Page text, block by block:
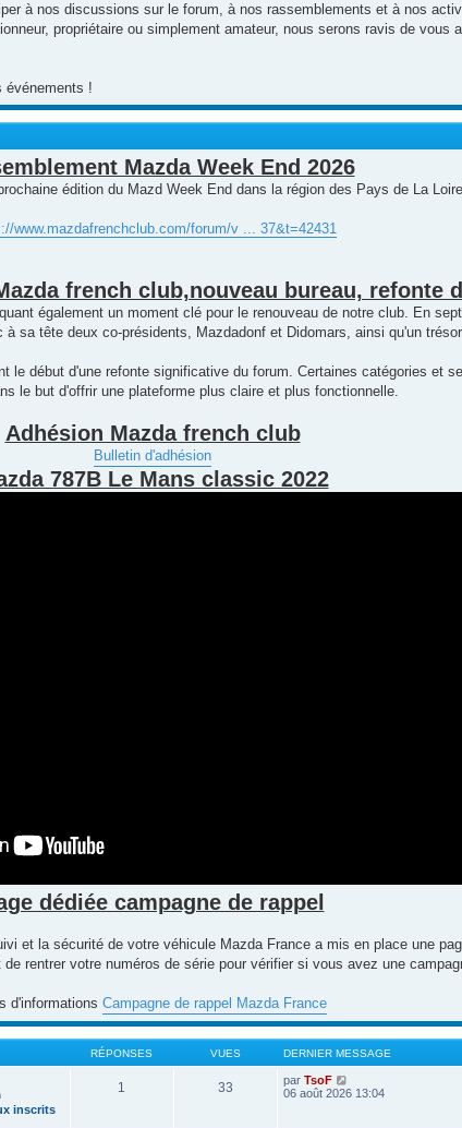
à nos discussions sur le forum, à nos rassemblements et à nos
propriétaire ou simplement amateur, nous serons ravis de vous
événements !
Mazda Week End 2026
édition du Mazd Week End dans la région des Pays de La
www.mazdafrenchclub.com/forum/v ... 37&t=42431
french club,nouveau bureau, refonte
également un moment clé pour le renouveau de notre club. En
sa tête deux co-présidents, Mazdadonf et Didomars, ainsi qu'un
le début d'une refonte significative du forum. Certaines catégories et
le but d'offrir une plateforme plus claire et plus fonctionnelle.
Adhésion Mazda french club
Bulletin d'adhésion
787B Le Mans classic 2022
dédiée campagne de rappel
et la sécurité de votre véhicule Mazda France a mis en place une
rentrer votre numéros de série pour vérifier si vous avez une
d'informations Campagne de rappel Mazda France
RÉPONSES VUES DERNIER MESSAGE
inscrits
1 33 par TsoF
o
06 août 2026 13:04